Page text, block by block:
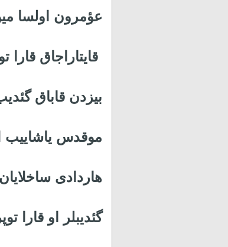
عؤمرون اولسا
قایتاراجاق قارا
بیزدن قاباق
موقدس یاشاییب
هاردادی ساخلایان
گئدیبلر او قارا